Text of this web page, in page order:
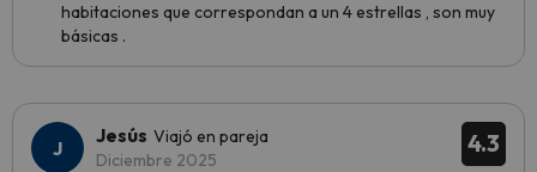
habitaciones que correspondan a un 4 estrellas , son muy
básicas .
4.3
Jesús Viajó en pareja
Diciembre 2025